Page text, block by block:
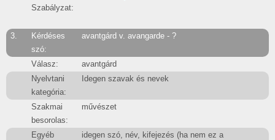
Szabályzat:
3.
Kérdéses
szó:
avantgárd v. avangarde - ?
Válasz:
avantgárd
Nyelvtani
kategória:
Idegen szavak és nevek
Szakmai
besorolas:
művészet
Egyéb
idegen szó, név, kifejezés (ha nem ez a